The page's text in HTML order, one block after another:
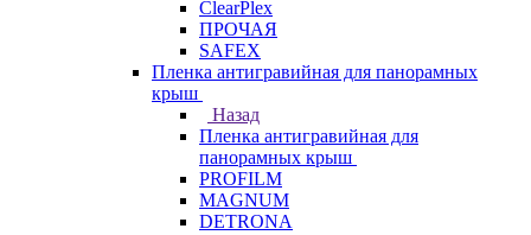
ClearPlex
ПРОЧАЯ
SAFEX
Пленка антигравийная для панорамных
крыш
Назад
Пленка антигравийная для
панорамных крыш
PROFILM
MAGNUM
DETRONA